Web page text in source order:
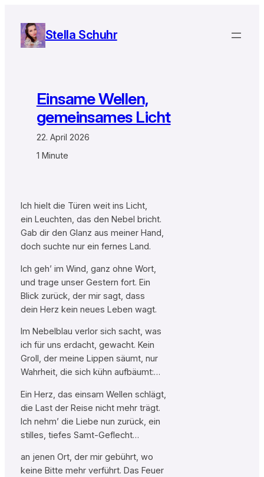
Inhalt
springen
Stella Schuhr
Einsame Wellen,
gemeinsames Licht
22. April 2026
1 Minute
Ich hielt die Türen weit ins Licht,
ein Leuchten, das den Nebel bricht.
Gab dir den Glanz aus meiner Hand,
doch suchte nur ein fernes Land.
Ich geh’ im Wind, ganz ohne Wort,
und trage unser Gestern fort. Ein
Blick zurück, der mir sagt, dass
dein Herz kein neues Leben wagt.
Im Nebelblau verlor sich sacht, was
ich für uns erdacht, gewacht. Kein
Groll, der meine Lippen säumt, nur
Wahrheit, die sich kühn aufbäumt:…
Ein Herz, das einsam Wellen schlägt,
die Last der Reise nicht mehr trägt.
Ich nehm’ die Liebe nun zurück, ein
stilles, tiefes Samt-Geflecht…
an jenen Ort, der mir gebührt, wo
keine Bitte mehr verführt. Das Feuer